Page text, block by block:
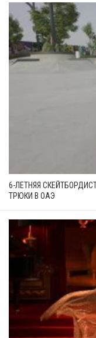
6-ЛЕТНЯЯ
ТРЮКИ В ОАЭ